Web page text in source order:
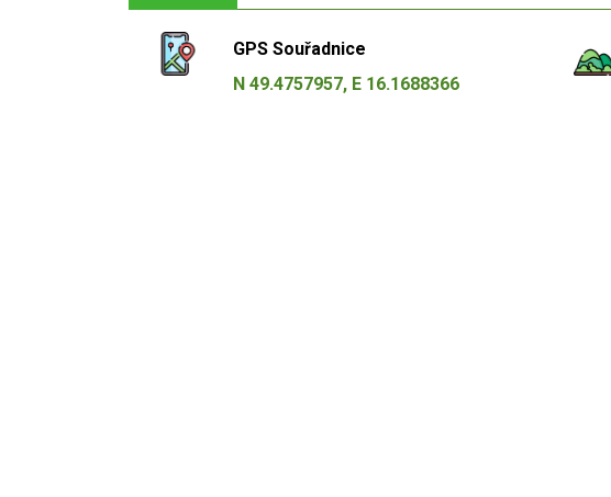
GPS Souřadnice
N 49.4757957, E 16.1688366